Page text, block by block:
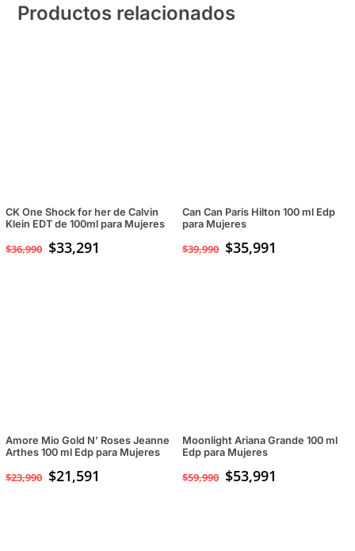
Productos relacionados
CK One Shock for her de Calvin
Klein EDT de 100ml para Mujeres
$36,990 $33,291
Can Can Paris Hilton 100 ml Edp
para Mujeres
$39,990 $35,991
Amore Mio Gold N’ Roses Jeanne
Arthes 100 ml Edp para Mujeres
$23,990 $21,591
Moonlight Ariana Grande 100 ml
Edp para Mujeres
$59,990 $53,991